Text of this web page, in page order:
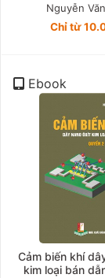
Nguyễn
Chỉ từ
Ebook
Cảm biến khí
kim loại bán